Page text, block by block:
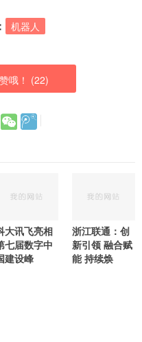
机器人
哦！ (22)
大讯飞亮相
七届数字中
建设峰
浙江联通：创
新引领 融合赋
能 持续焕